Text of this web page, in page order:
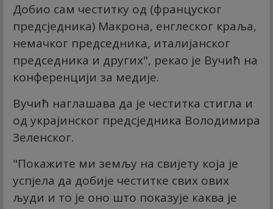
Добио сам честитку од (француског
предсједника) Макрона, енглеског краља,
немачког председника, италијанског
председника и других", рекао је Вучић на
конференцији за медије.
Вучић наглашава да је честитка стигла и
од украјинског предсједника Володимира
Зеленског.
"Покажите ми земљу на свијету која је
успјела да добије честитке свих ових
људи и то је оно што показује каква је